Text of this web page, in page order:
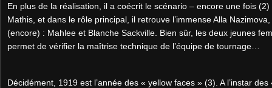
En plus de la réalisation, il a coécrit le scénario – encore une fois
Mathis, et dans le rôle principal, il retrouve l’immense Alla
(encore) : Mahlee et Blanche Sackville. Bien sûr, les deux jeunes
permet de vérifier la maîtrise technique de l’équipe de tournage…
Décidément, 1919 est l’année des « yellow faces » (3). A l’instar